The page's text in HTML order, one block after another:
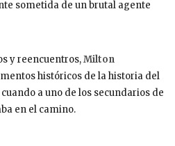
sometida de un brutal agente
y reencuentros,Milton
históricos de la historia del
a uno de los secundarios de
en el camino.